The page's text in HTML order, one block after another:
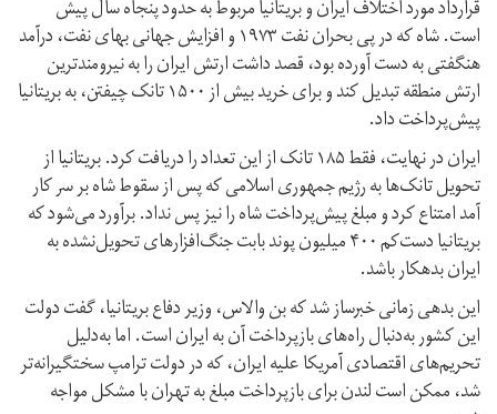
قرارداد مورد اختلاف ایران و بریتانیا مربوط به حدود پنجاه سال پیش
است. شاه که در پی بحران نفت ۱۹۷۳ و افزایش جهانی بهای نفت، درآمد
هنگفتی به دست آورده بود، قصد داشت ارتش ایران را به نیرومندترین
ارتش منطقه تبدیل کند و برای خرید بیش از ۱۵۰۰ تانک چیفتن، به بریتانیا
پیش‌پرداخت داد.
ایران در نهایت، فقط ۱۸۵ تانک از این تعداد را دریافت کرد. بریتانیا از
تحویل تانک‌ها به رژیم جمهوری اسلامی که پس از سقوط شاه بر سر کار
آمد امتناع کرد و مبلغ پیش‌پرداخت شاه را نیز پس نداد. برآورد می‌شود که
بریتانیا دست‌کم ۴۰۰ میلیون پوند بابت جنگ‌افزارهای تحویل‌نشده به
ایران بدهکار باشد.
این بدهی زمانی خبرساز شد که بن والاس، وزیر دفاع بریتانیا، گفت دولت
این کشور به‌دنبال راه‌های بازپرداخت آن به ایران است. اما به‌دلیل
تحریم‌های اقتصادی آمریکا علیه ایران، که در دولت ترامپ سختگیرانه‌تر
شد، ممکن است لندن برای بازپرداخت مبلغ به تهران با مشکل مواجه